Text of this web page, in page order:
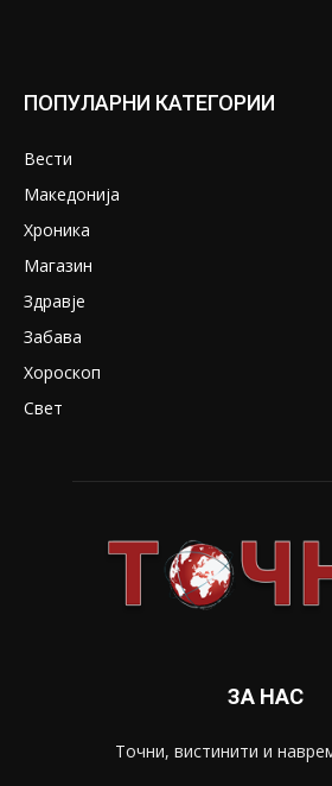
ПОПУЛАРНИ КАТЕГОРИИ
Вести
Македонија
Хроника
Магазин
Здравје
Забава
Хороскоп
Свет
ЗА НАС
Точни, вистинити и